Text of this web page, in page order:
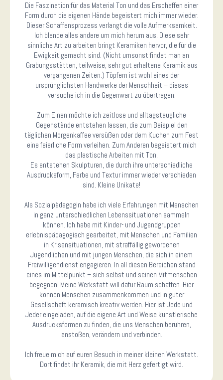
Impressum
Die Faszination für das Material Ton und das Erschaffen einer
Form durch die eigenen Hände begeistert mich immer wieder.
Dieser Schaffensprozess verlangt die volle Aufmerksamkeit.
Ich blende alles andere um mich herum aus. Diese sehr
sinnliche Art zu arbeiten bringt Keramiken hervor, die für die
Ewigkeit gemacht sind. (Nicht umsonst findet man an
Grabungsstätten, teilweise, sehr gut erhaltene Keramik aus
vergangenen Zeiten.) Töpfern ist wohl eines der
ursprünglichsten Handwerke der Menschheit – dieses
versuche ich in die Gegenwart zu übertragen.
Zum Einen möchte ich zeitlose und alltagstaugliche
Gegenstände entstehen lassen, die zum Beispiel den
täglichen Morgenkaffee versüßen oder dem Kuchen zum Fest
eine feierliche Form verleihen. Zum Anderen begeistert mich
das plastische Arbeiten mit Ton.
Es entstehen Skulpturen, die durch ihre unterschiedliche
Ausdrucksform, Farbe und Textur immer wieder verschieden
sind. Kleine Unikate!
Als Sozialpädagogin habe ich viele Erfahrungen mit Menschen
in ganz unterschiedlichen Lebenssituationen sammeln
können. Ich habe mit Kinder- und Jugendgruppen
erlebnispädagogisch gearbeitet, mit Menschen und Familien
in Krisensituationen, mit straffällig gewordenen
Jugendlichen und mit jungen Menschen, die sich in einem
Freiwilligendienst engagieren. In all diesen Bereichen stand
eines im Mittelpunkt – sich selbst und seinen Mitmenschen
begegnen! Meine Werkstatt will dafür Raum schaffen. Hier
können Menschen zusammenkommen und in guter
Gesellschaft keramisch kreativ werden. Hier ist Jede und
Jeder eingeladen, auf die eigene Art und Weise künstlerische
Ausdrucksformen zu finden, die uns Menschen berühren,
anstoßen, verändern und verbinden.
Ich freue mich auf euren Besuch in meiner kleinen Werkstatt.
Dort findet ihr Keramik, die mit Herz gefertigt wird.